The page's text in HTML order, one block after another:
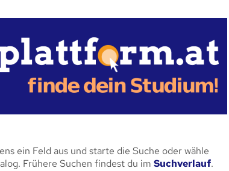
ein Feld aus und starte die Suche oder wähle
Frühere Suchen findest du im Suchverlauf.